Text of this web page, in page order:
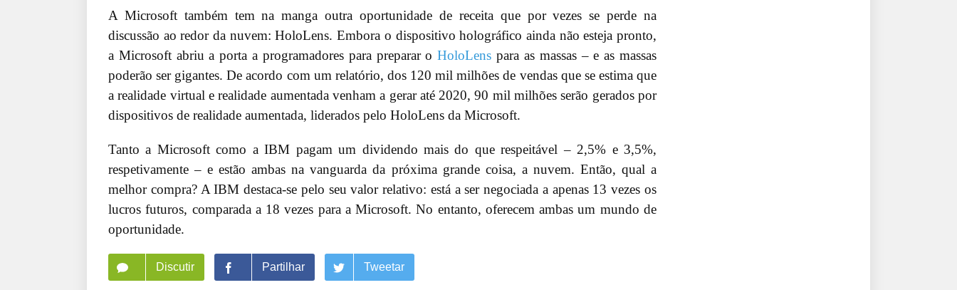
A Microsoft também tem na manga outra oportunidade de receita que por vezes se perde na
discussão ao redor da nuvem: HoloLens. Embora o dispositivo holográfico ainda não esteja pronto,
a Microsoft abriu a porta a programadores para preparar oHoloLens para as massas – e as massas
poderão ser gigantes. De acordo com um relatório, dos 120 mil milhões de vendas que se estima que
a realidade virtual e realidade aumentada venham a gerar até 2020, 90 mil milhões serão gerados por
dispositivos de realidade aumentada, liderados pelo HoloLens da Microsoft.
Tanto a Microsoft como a IBM pagam um dividendo mais do que respeitável – 2,5% e 3,5%,
respetivamente – e estão ambas na vanguarda da próxima grande coisa, a nuvem. Então, qual a
melhor compra? A IBM destaca-se pelo seu valor relativo: está a ser negociada a apenas 13 vezes os
lucros futuros, comparada a 18 vezes para a Microsoft. No entanto, oferecem ambas um mundo de
oportunidade.
Discutir Partilhar Tweetar